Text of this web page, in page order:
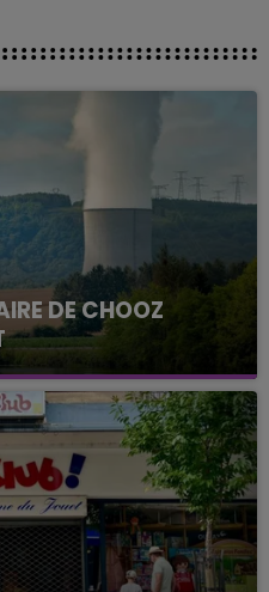
DE CHOOZ
que la centrale
l'arrêt. Une situation
intense qui est toujours